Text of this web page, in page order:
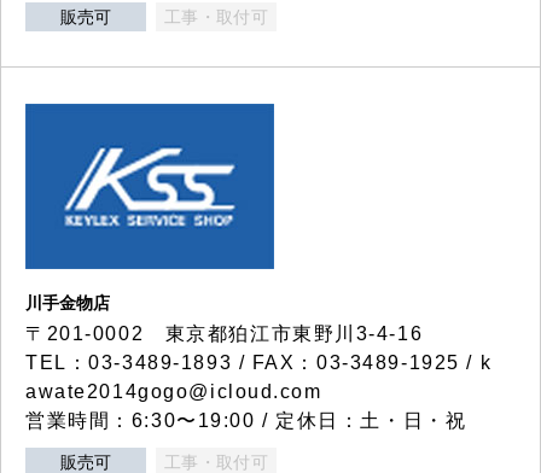
販売可 工事・取付可
川手金物店
〒201-0002 東京都狛江市東野川3-4-16
TEL：03-3489-1893 / FAX：03-3489-1925 / k
awate2014gogo@icloud.com
営業時間：6:30〜19:00 / 定休日：土・日・祝
販売可 工事・取付可